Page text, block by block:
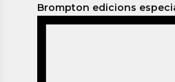
Brompton edicions